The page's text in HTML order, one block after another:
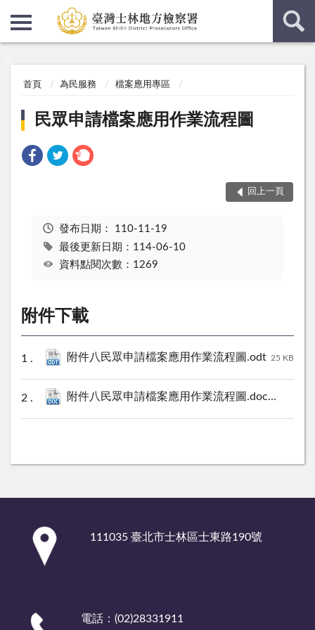
首頁 為民服務 檔案應用專區
民眾申請檔案應用作業流程圖
回上一頁
發布日期： 110-11-19
最後更新日期：114-06-10
資料點閱次數：1269
附件下載
附件八民眾申請檔案應用作業流程圖.odt 25 KB
附件八民眾申請檔案應用作業流程圖.doc 61 KB
111035 臺北市士林區士東路190號
電話：(02)28331911